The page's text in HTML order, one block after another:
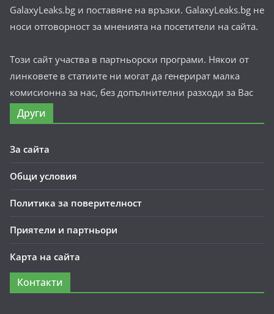
GalaxyLeaks.bg и поставяне на връзки. GalaxyLeaks.bg не
носи отговорност за мненията на посетители на сайта.
Този сайт участва в партньорски програми. Някои от
линковете в статиите ни могат да генерират малка
комисионна за нас, без допълнителни разходи за Вас
Други
За сайта
Общи условия
Политика за поверителност
Приятели и партньори
Карта на сайта
Контакти